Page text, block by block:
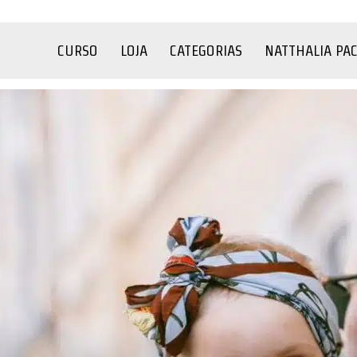
CURSO LOJA CATEGORIAS NATTHALIA